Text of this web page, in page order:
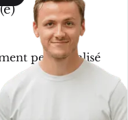
personnalisé